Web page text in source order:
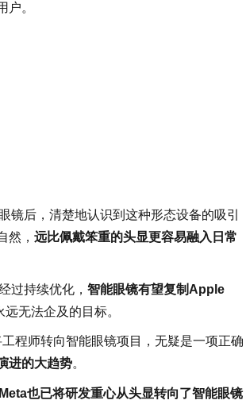
。
后，清楚地认识到这种形态设备的吸引
然， 远比佩戴笨重的头显更容易融入日常
过持续优化， 智能眼镜有望复制Apple
无法企及的目标。
程师转向智能眼镜项目，无疑是一项正确
进的大趋势。
Meta也已将研发重心从头显转向了智能眼镜